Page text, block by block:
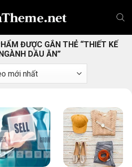
ĐƯỢC GẮN THẺ “THIẾT KẾ
DẦU ĂN”